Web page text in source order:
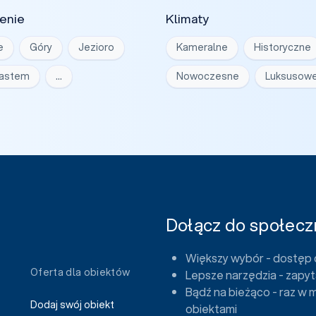
Góry Jezioro
…
Klimaty
Kameralne Historyczne
Nowoczesne
Oferta dla obiektów
Dodaj swój obiekt
Dołącz do
Większy wybór - dostęp
Lepsze narzędzia -
Bądź na bieżąco - raz
obiektami